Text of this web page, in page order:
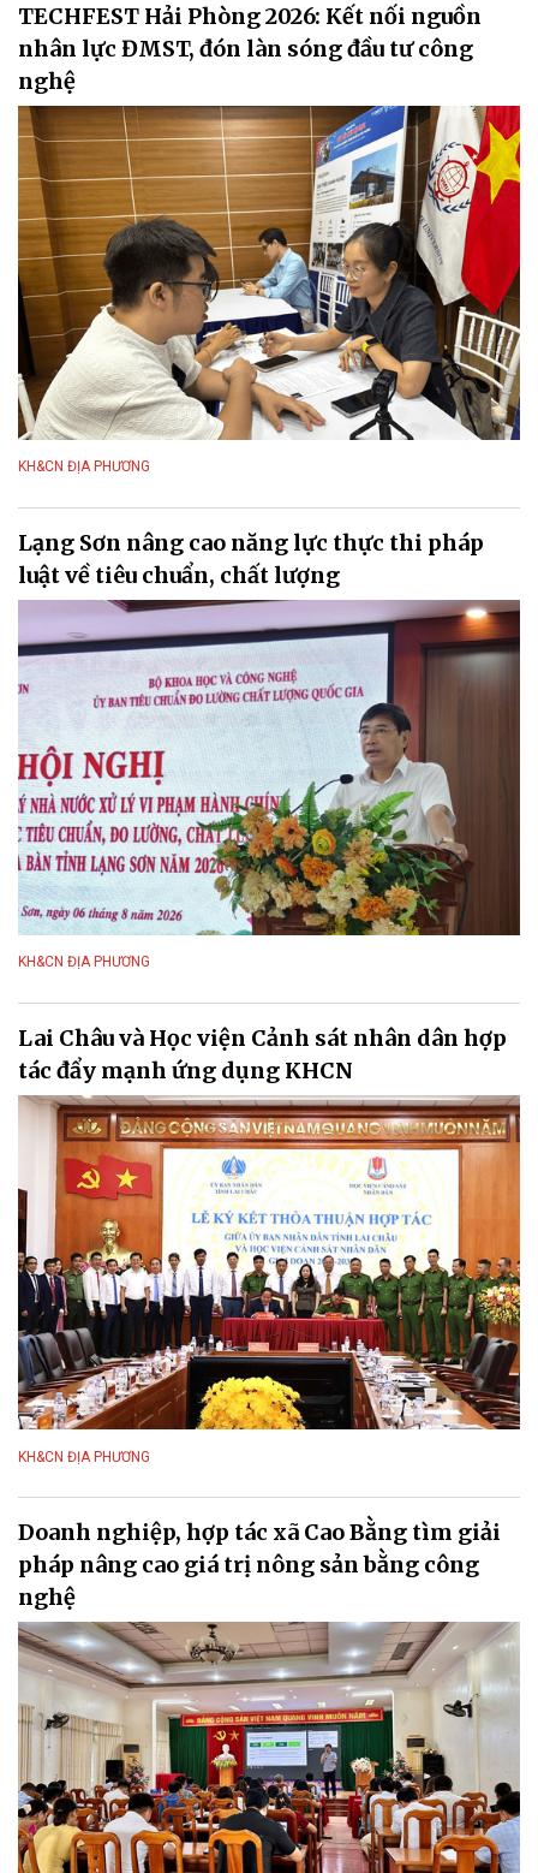
TECHFEST Hải Phòng 2026: Kết nối nguồn
nhân lực ĐMST, đón làn sóng đầu tư công
nghệ
KH&CN ĐỊA PHƯƠNG
Lạng Sơn nâng cao năng lực thực thi pháp
luật về tiêu chuẩn, chất lượng
KH&CN ĐỊA PHƯƠNG
Lai Châu và Học viện Cảnh sát nhân dân hợp
tác đẩy mạnh ứng dụng KHCN
KH&CN ĐỊA PHƯƠNG
Doanh nghiệp, hợp tác xã Cao Bằng tìm giải
pháp nâng cao giá trị nông sản bằng công
nghệ